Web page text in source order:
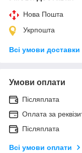
Нова Пошта
Укрпошта
Всі умови доставки
Умови оплати
Післяплата
Оплата за
Післяплата
Всі умови оплати